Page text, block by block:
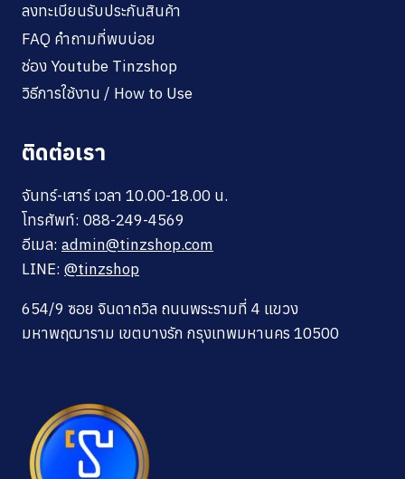
ลงทะเบียนรับประกันสินค้า
FAQ คำถามที่พบบ่อย
ช่อง Youtube Tinzshop
วิธีการใช้งาน / How to Use
ติดต่อเรา
จันทร์-เสาร์ เวลา 10.00-18.00 น.
โทรศัพท์: 088-249-4569
อีเมล: admin@tinzshop.com
LINE: @tinzshop
654/9 ซอย จินดาถวิล ถนนพระรามที่ 4 แขวง
มหาพฤฒาราม เขตบางรัก กรุงเทพมหานคร 10500